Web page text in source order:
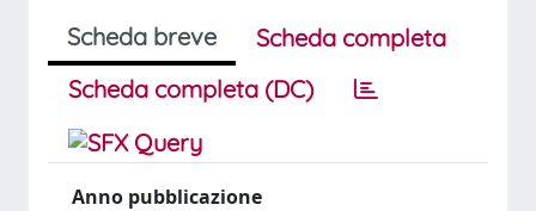
Scheda breve
Scheda completa
Scheda completa (DC)
Anno pubblicazione